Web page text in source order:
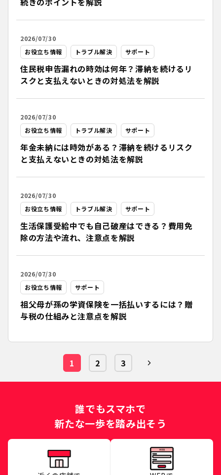
2026/07/30
お役立ち情報
トラブル解決 サポート
住民税申告漏れの時効は何年？滞納を続けるリ
スクと支払えないときの対処法を解説
2026/07/30
お役立ち情報
トラブル解決 サポート
年金未納には時効がある？滞納を続けるリスク
と支払えないときの対処法を解説
2026/07/30
お役立ち情報
トラブル解決 サポート
生活保護受給中でも自己破産はできる？費用免
除の方法や流れ、注意点を解説
2026/07/30
お役立ち情報
サポート
祖父母が孫の学資保険を一括払いするには？贈
与税の仕組みと注意点を解説
1 2 3
誰でもスマホで
新たな一歩を踏み出そう